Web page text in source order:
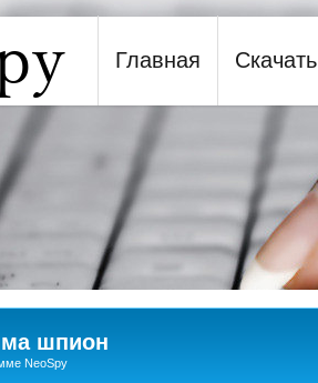
шпион NeoSpy
Главная Скачать
шпион
NeoSpy